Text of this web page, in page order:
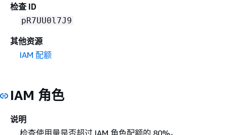
检查 ID
pR7UU0l7J9
其他资源
IAM 配额
IAM 角色
说明
检查使用量是否超过 IAM 角色配额的 80%。